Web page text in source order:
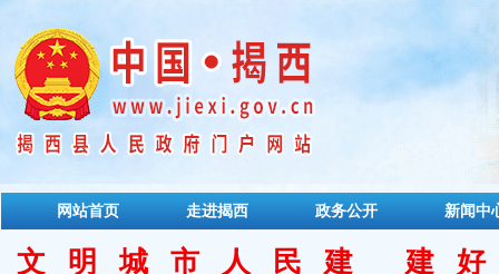
网站首页 走进揭西 政务公开 新闻中
文明城市人民建 建